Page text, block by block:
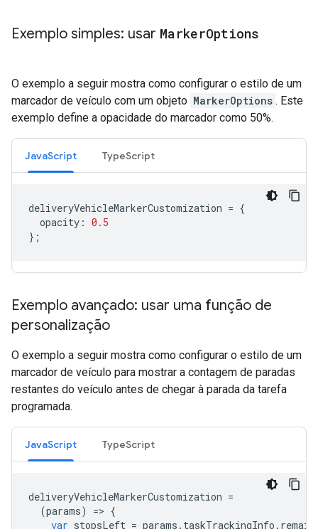
Exemplo simples: usar MarkerOptions
O exemplo a seguir mostra como configurar o estilo de um
marcador de veículo com um objeto MarkerOptions . Este
exemplo define a opacidade do marcador como 50%.
JavaScript TypeScript
deliveryVehicleMarkerCustomization = {
opacity : 0.5
};
Exemplo avançado: usar uma função de
personalização
O exemplo a seguir mostra como configurar o estilo de um
marcador de veículo para mostrar a contagem de paradas
restantes do veículo antes de chegar à parada da tarefa
programada.
JavaScript TypeScript
deliveryVehicleMarkerCustomization =
(params) => {
var stopsLeft = params . taskTrackingInfo .